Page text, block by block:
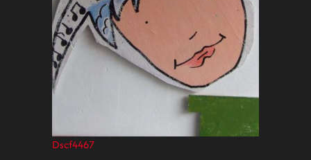
Dscf4467